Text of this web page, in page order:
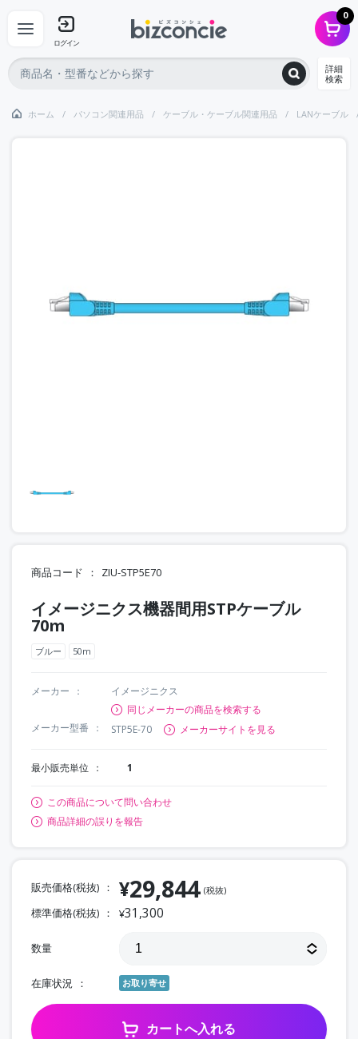
ログイン
0
詳細
検索
ホーム パソコン関連用品 ケーブル・ケーブル関連用品 LANケーブル
商品コード ZIU-STP5E70
イメージニクス機器間用STPケーブル
70m
ブルー 50m
メーカー
イメージニクス
同じメーカーの商品を検索する
メーカー型番
STP5E-70 メーカーサイトを見る
最小販売単位 1
この商品について問い合わせ
商品詳細の誤りを報告
販売価格(税抜) ¥29,844 (税抜)
標準価格(税抜) ¥31,300
数量
在庫状況 お取り寄せ
カートへ入れる